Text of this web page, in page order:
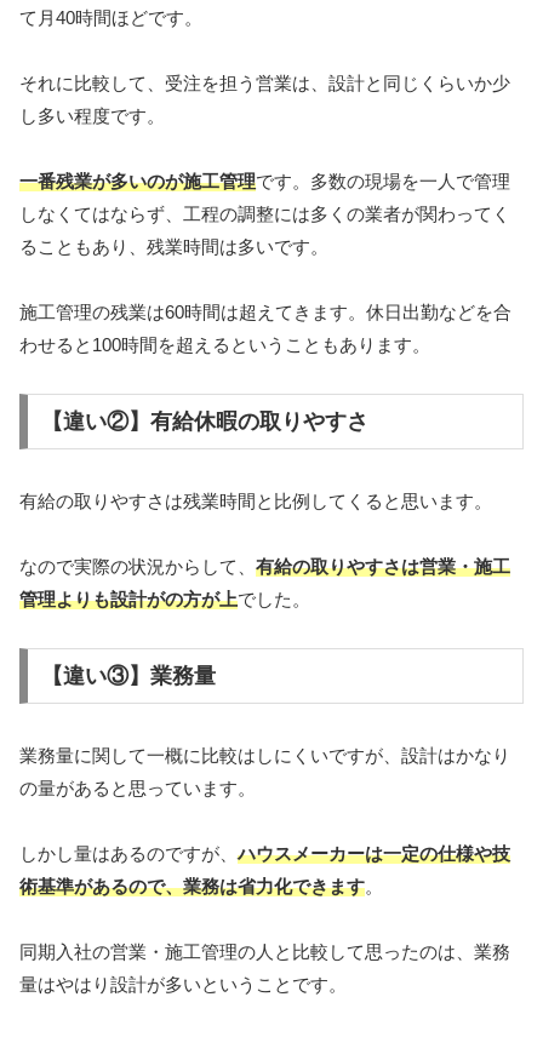
て月40時間ほどです。
それに比較して、受注を担う営業は、設計と同じくらいか少
し多い程度です。
一番残業が多いのが施工管理です。多数の現場を一人で管理
しなくてはならず、工程の調整には多くの業者が関わってく
ることもあり、残業時間は多いです。
施工管理の残業は60時間は超えてきます。休日出勤などを合
わせると 100時間を超えるということもあります。
【違い②】有給休暇の取りやすさ
有給の取りやすさは残業時間と比例してくると思います。
なので実際の状況からして、 有給の取りやすさは営業・施工
管理よりも設計がの方が上でした。
【違い③】業務量
業務量に関して一概に比較はしにくいですが、設計はかなり
の量があると思っています。
しかし量はあるのですが、ハウスメーカーは一定の仕様や技
術基準があるので、業務は省力化できます。
同期入社の営業・施工管理の人と比較して思ったのは、業務
量はやはり設計が多いということです。